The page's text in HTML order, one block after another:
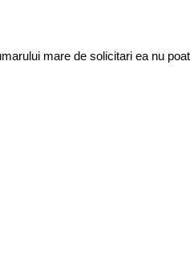
mare de solicitari ea nu